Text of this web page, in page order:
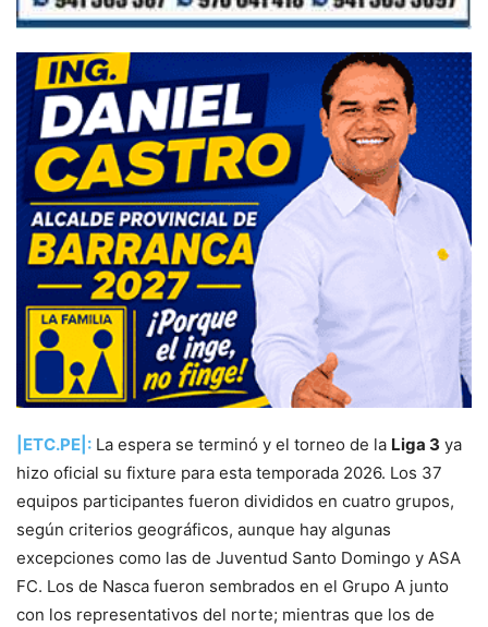
|ETC.PE|: La espera se terminó y el torneo de la Liga 3 ya
hizo oficial su fixture para esta temporada 2026. Los 37
equipos participantes fueron divididos en cuatro grupos,
según criterios geográficos, aunque hay algunas
excepciones como las de Juventud Santo Domingo y ASA
FC. Los de Nasca fueron sembrados en el Grupo A junto
con los representativos del norte; mientras que los de